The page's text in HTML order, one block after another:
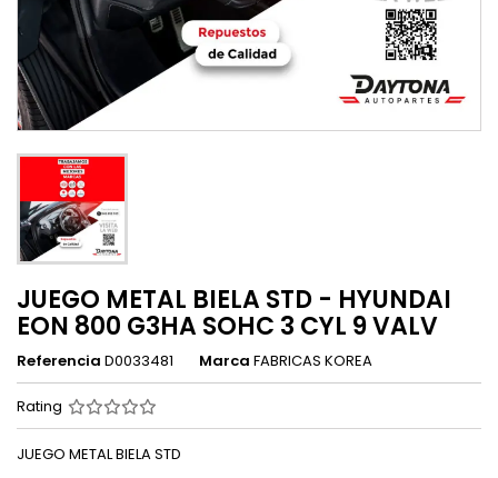
JUEGO METAL BIELA STD - HYUNDAI
EON 800 G3HA SOHC 3 CYL 9 VALV
Referencia D0033481 Marca FABRICAS KOREA
Rating
JUEGO METAL BIELA STD